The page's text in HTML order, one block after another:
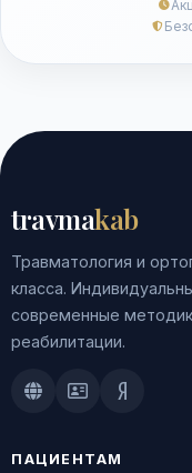
travmakab
Травматология и
класса.
современные
реабилитации.
Doctu.ruПроДокторов
ПАЦИЕНТАМ